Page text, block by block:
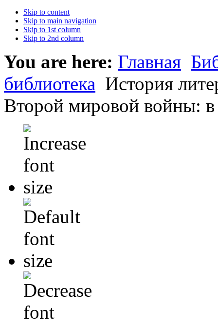
Skip to content
Skip to main navigation
Skip to 1st column
Skip to 2nd column
You are here: Главная
библиотека История
Второй мировой войны: